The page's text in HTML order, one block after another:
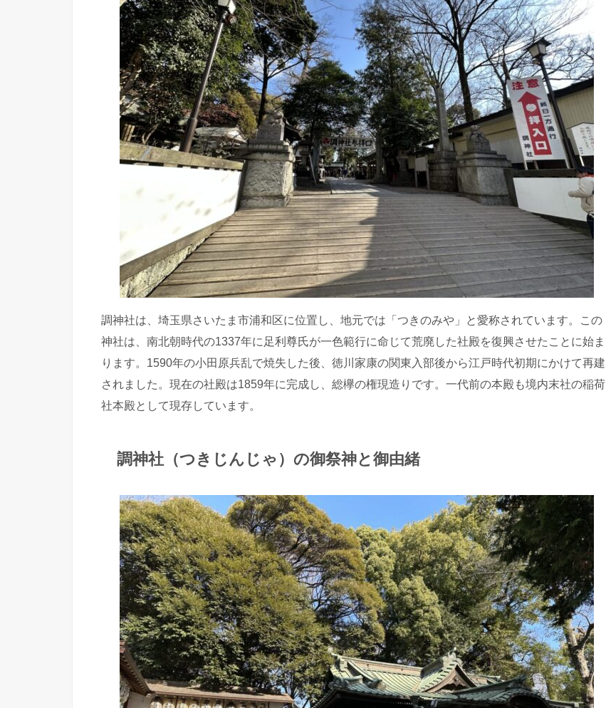
調神社は、埼玉県さいたま市浦和区に位置し、地元では「つきのみや」と愛称されています。この
神社は、南北朝時代の1337年に足利尊氏が一色範行に命じて荒廃した社殿を復興させたことに始ま
ります。1590年の小田原兵乱で焼失した後、徳川家康の関東入部後から江戸時代初期にかけて再建
されました。現在の社殿は1859年に完成し、総欅の権現造りです。一代前の本殿も境内末社の稲荷
社本殿として現存しています。
調神社（つきじんじゃ）の御祭神と御由緒